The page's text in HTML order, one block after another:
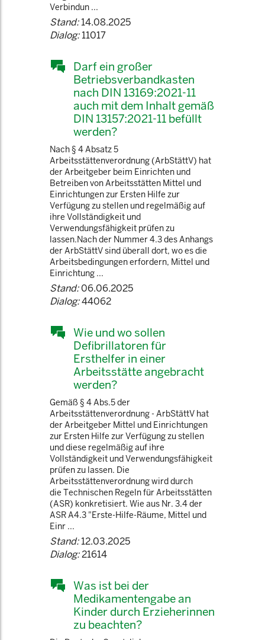
Verbindun ...
Stand:14.08.2025
Dialog:11017
Darf ein großer
Betriebsverbandkasten
nach DIN 13169:2021-11
auch mit dem Inhalt gemäß
DIN 13157:2021-11 befüllt
werden?
Nach § 4 Absatz 5
Arbeitsstättenverordnung (ArbStättV) hat
der Arbeitgeber beim Einrichten und
Betreiben von Arbeitsstätten Mittel und
Einrichtungen zur Ersten Hilfe zur
Verfügung zu stellen und regelmäßig auf
ihre Vollständigkeit und
Verwendungsfähigkeit prüfen zu
lassen.Nach der Nummer 4.3 des Anhangs
der ArbStättV sind überall dort, wo es die
Arbeitsbedingungen erfordern, Mittel und
Einrichtung ...
Stand:06.06.2025
Dialog:44062
Wie und wo sollen
Defibrillatoren für
Ersthelfer in einer
Arbeitsstätte angebracht
werden?
Gemäß § 4 Abs.5 der
Arbeitsstättenverordnung - ArbStättV hat
der Arbeitgeber Mittel und Einrichtungen
zur Ersten Hilfe zur Verfügung zu stellen
und diese regelmäßig auf ihre
Vollständigkeit und Verwendungsfähigkeit
prüfen zu lassen. Die
Arbeitsstättenverordnung wird durch
die Technischen Regeln für Arbeitsstätten
(ASR) konkretisiert. Wie aus Nr. 3.4 der
ASR A4.3 "Erste-Hilfe-Räume, Mittel und
Einr ...
Stand:12.03.2025
Dialog:21614
Was ist bei der
Medikamentengabe an
Kinder durch Erzieherinnen
zu beachten?